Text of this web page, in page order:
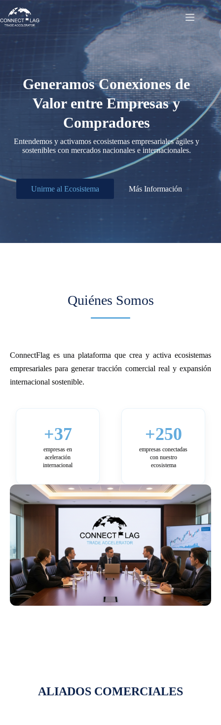
contenido
Generamos Conexiones de
Valor entre Empresas y
Compradores
Entendemos y activamos ecosistemas empresariales ágiles y
sostenibles con mercados nacionales e internacionales.
Unirme al Ecosistema Más Información
Quiénes Somos
ConnectFlag es una plataforma que crea y activa ecosistemas
empresariales para generar tracción comercial real y expansión
internacional sostenible.
+37
empresas en
aceleración
internacional
+250
empresas conectadas
con nuestro
ecosistema
ALIADOS COMERCIALES